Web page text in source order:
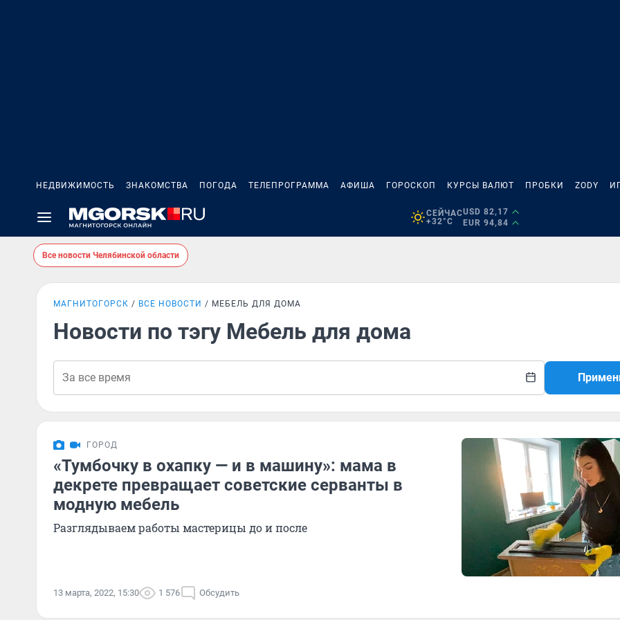
НЕДВИЖИМОСТЬ ЗНАКОМСТВА ПОГОДА ТЕЛЕПРОГРАММА АФИША ГОРОСКОП КУРСЫ ВАЛЮТ ПРОБКИ ZODY
СЕЙЧАС
+32°C
USD 82,17
EUR 94,84
Все новости Челябинской области
МАГНИТОГОРСК ВСЕ НОВОСТИ МЕБЕЛЬ ДЛЯ ДОМА
Новости по тэгу Мебель для дома
ГОРОД
«Тумбочку в охапку — и в машину»: мама в
декрете превращает советские серванты в
модную мебель
Разглядываем работы мастерицы до и после
13 марта, 2022, 15:30 1 576 Обсудить